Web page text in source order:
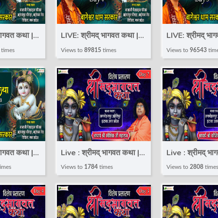
विदिशा
times
LIVE: श्रीमद् भागवत कथा |
DAY - 4 | Bageshwar
Dham Sarkar | विदिशा
(M.P)
Views to89815 times
LIVE: श्रीमद् भागवत कथा |
DAY - 3 | Bageshwar
Dham Sarkar |
(M.P)
Views to 96543
विदिशा
Live : श्रीमद् भागवत कथा |
Day 7 | आचार्य कौशिक जी
महाराज | Etawah Uttar
Pradesh
Views to 1784 times
Live : श्रीमद्
Day 6 | आचार्य
महाराज |
Pradesh
Views to 2808times